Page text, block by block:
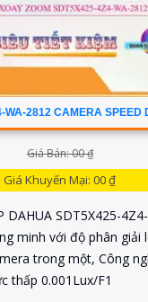
WA-2812 CAMERA SPEED
Giá Bán: 00 ₫
Giá Khuyến Mại: 00 ₫
DAHUA SDT5X425-
minh với độ phân giải
trong một, Công
thấp 0.001Lux/F1